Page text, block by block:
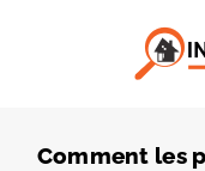
Comment les